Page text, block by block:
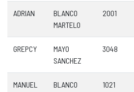
ADRIAN
BLANCO
MARTELO
2001
GREPCY
MAYO
SANCHEZ
3048
MANUEL
BLANCO
1021